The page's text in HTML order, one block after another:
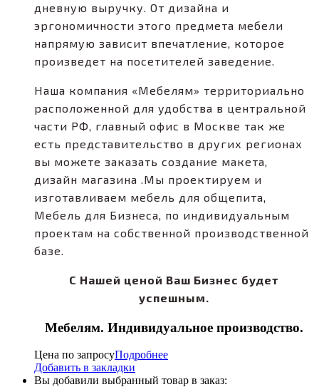
дневную выручку. От дизайна и
эргономичности этого предмета мебели
напрямую зависит впечатление, которое
произведет на посетителей заведение.
Наша компания «Мебелям» территориально
расположенной для удобства в центральной
части РФ, главный офис в Москве так же
есть представительство в других регионах
вы можете заказать создание макета,
дизайн магазина .Мы проектируем и
изготавливаем мебель для общепита,
Мебель для Бизнеса, по индивидуальным
проектам на собственной производственной
базе.
С Нашей ценой Ваш Бизнес будет
успешным.
Мебелям. Индивидуальное производство.
Цена по запросуПодробнее
Добавить в закладки
Вы добавили выбранный товар в заказ: